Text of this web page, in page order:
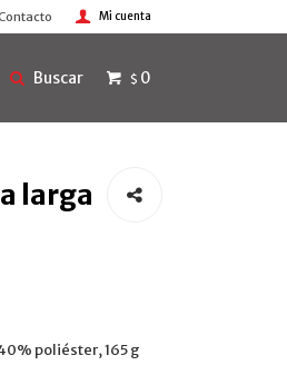
$ 0
larga
poliéster, 165 g